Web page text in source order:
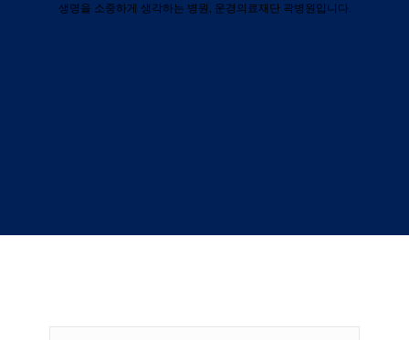
생명을 소중하게 생각하는 병원, 운경의료재단 곽병원입니다.